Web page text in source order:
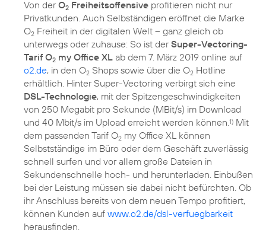
Von derO2 Freiheitsoffensive profitieren nicht nur
Privatkunden. Auch Selbständigen eröffnet die Marke
O2 Freiheit in der digitalen Welt – ganz gleich ob
unterwegs oder zuhause: So ist derSuper-Vectoring-
Tarif O2 my Office XL ab dem 7. März 2019 online auf
o2.de, in den O2 Shops sowie über die O2 Hotline
erhältlich. Hinter Super-Vectoring verbirgt sich eine
DSL-Technologie, mit der Spitzengeschwindigkeiten
von 250 Megabit pro Sekunde (MBit/s) im Download
und 40 Mbit/s im Upload erreicht werden können. 1) Mit
dem passenden Tarif O2 my Office XL können
Selbstständige im Büro oder dem Geschäft zuverlässig
schnell surfen und vor allem große Dateien in
Sekundenschnelle hoch- und herunterladen. Einbußen
bei der Leistung müssen sie dabei nicht befürchten. Ob
ihr Anschluss bereits von dem neuen Tempo profitiert,
können Kunden auf www.o2.de/dsl-verfuegbarkeit
herausfinden.